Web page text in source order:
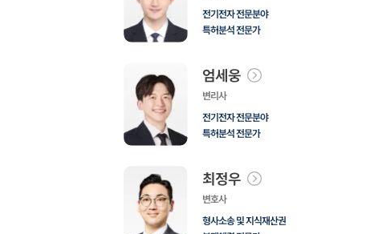
전기전자 전문분야
특허분석 전문가
엄세웅
변리사
전기전자 전문분야
특허분석 전문가
최정우
변호사
형사소송 및 지식재산권